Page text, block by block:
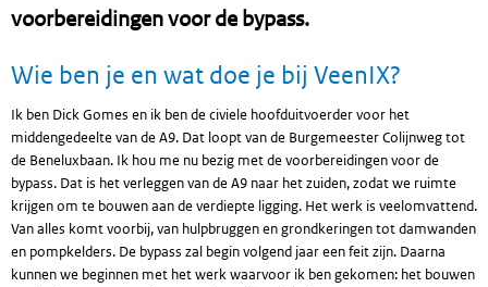
voorbereidingen voor de bypass.
Wie ben je en wat doe je bij VeenIX?
Ik ben Dick Gomes en ik ben de civiele hoofduitvoerder voor het
middengedeelte van de A9. Dat loopt van de Burgemeester Colijnweg tot
de Beneluxbaan. Ik hou me nu bezig met de voorbereidingen voor de
bypass. Dat is het verleggen van de A9 naar het zuiden, zodat we ruimte
krijgen om te bouwen aan de verdiepte ligging. Het werk is veelomvattend.
Van alles komt voorbij, van hulpbruggen en grondkeringen tot damwanden
en pompkelders. De bypass zal begin volgend jaar een feit zijn. Daarna
kunnen we beginnen met het werk waarvoor ik ben gekomen: het bouwen